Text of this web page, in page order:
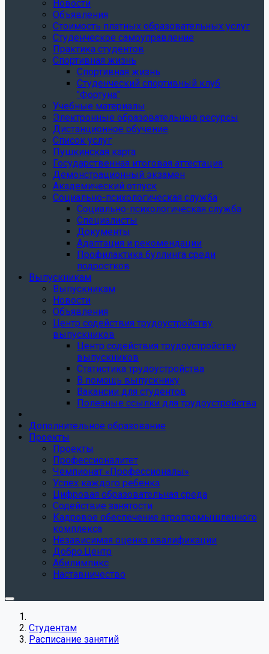
Новости
Объявления
Стоимость платных образовательных услуг
Студенческое самоуправление
Практика студентов
Спортивная жизнь
Спортивная жизнь
Студенческий спортивный клуб
"Фортуна"
Учебные материалы
Электронные образовательные ресурсы
Дистанционное обучение
Список услуг
Пушкинская карта
Государственная итоговая аттестация
Демонстрационный экзамен
Академический отпуск
Социально-психологическая служба
Социально-психологическая служба
Специалисты
Документы
Адаптация и рекомендации
Профилактика буллинга среди
подростков
Выпускникам
Выпускникам
Новости
Объявления
Центр содействия трудоустройству
выпускников
Центр содействия трудоустройству
выпускников
Статистика трудоустройства
В помощь выпускнику
Вакансии для студентов
Полезные ссылки для трудоустройства
Дополнительное образование
Проекты
Проекты
Профессионалитет
Чемпионат «Профессионалы»
Успех каждого ребенка
Цифровая образовательная среда
Содействие занятости
Кадровое обеспечение агропромышленного
комплекса
Независимая оценка квалификации
Добро.Центр
Абилимпикс
Наставничество
Студентам
Расписание занятий